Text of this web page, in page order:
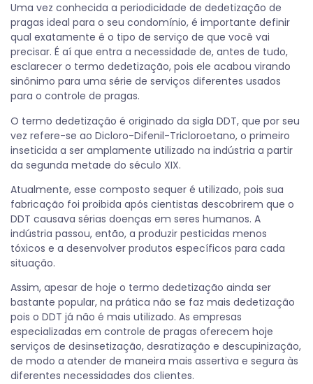
Uma vez conhecida a periodicidade de dedetização de
pragas ideal para o seu condomínio, é importante definir
qual exatamente é o tipo de serviço de que você vai
precisar. É aí que entra a necessidade de, antes de tudo,
esclarecer o termo dedetização, pois ele acabou virando
sinônimo para uma série de serviços diferentes usados
para o controle de pragas.
O termo dedetização é originado da sigla DDT, que por seu
vez refere-se ao Dicloro-Difenil-Tricloroetano, o primeiro
inseticida a ser amplamente utilizado na indústria a partir
da segunda metade do século XIX.
Atualmente, esse composto sequer é utilizado, pois sua
fabricação foi proibida após cientistas descobrirem que o
DDT causava sérias doenças em seres humanos. A
indústria passou, então, a produzir pesticidas menos
tóxicos e a desenvolver produtos específicos para cada
situação.
Assim, apesar de hoje o termo dedetização ainda ser
bastante popular, na prática não se faz mais dedetização
pois o DDT já não é mais utilizado. As empresas
especializadas em controle de pragas oferecem hoje
serviços de desinsetização, desratização e descupinização,
de modo a atender de maneira mais assertiva e segura às
diferentes necessidades dos clientes.